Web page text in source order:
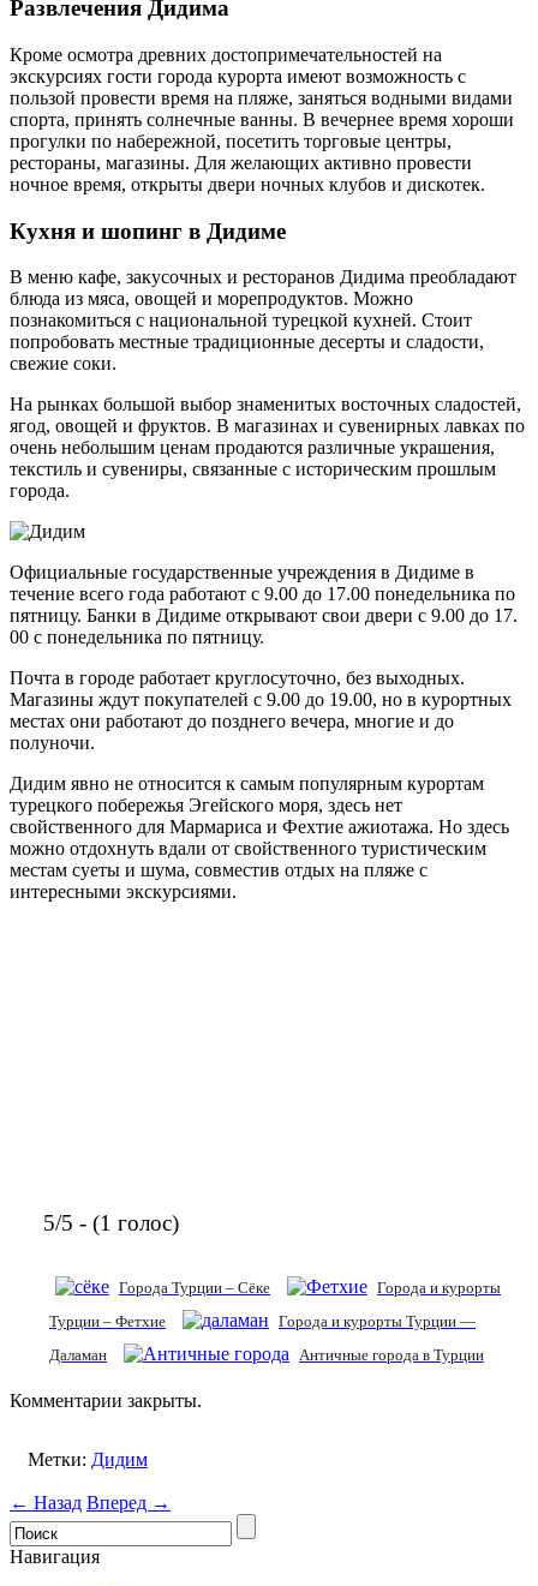
Развлечения Дидима
Кроме осмотра древних достопримечательностей на
экскурсиях гости города курорта имеют возможность с
пользой провести время на пляже, заняться водными видами
спорта, принять солнечные ванны. В вечернее время хороши
прогулки по набережной, посетить торговые центры,
рестораны, магазины. Для желающих активно провести
ночное время, открыты двери ночных клубов и дискотек.
Кухня и шопинг в Дидиме
В меню кафе, закусочных и ресторанов Дидима преобладают
блюда из мяса, овощей и морепродуктов. Можно
познакомиться с национальной турецкой кухней. Стоит
попробовать местные традиционные десерты и сладости,
свежие соки.
На рынках большой выбор знаменитых восточных сладостей,
ягод, овощей и фруктов. В магазинах и сувенирных лавках по
очень небольшим ценам продаются различные украшения,
текстиль и сувениры, связанные с историческим прошлым
города.
Официальные государственные учреждения в Дидиме в
течение всего года работают с 9.00 до 17.00 понедельника по
пятницу. Банки в Дидиме открывают свои двери с 9.00 до 17.
00 с понедельника по пятницу.
Почта в городе работает круглосуточно, без выходных.
Магазины ждут покупателей с 9.00 до 19.00, но в курортных
местах они работают до позднего вечера, многие и до
полуночи.
Дидим явно не относится к самым популярным курортам
турецкого побережья Эгейского моря, здесь нет
свойственного для Мармариса и Фехтие ажиотажа. Но здесь
можно отдохнуть вдали от свойственного туристическим
местам суеты и шума, совместив отдых на пляже с
интересными экскурсиями.
5/5 - (1 голос)
Города Турции – Сёке
Города и курорты
Турции – Фетхие
Города и курорты Турции —
Даламан
Античные города в Турции
Комментарии закрыты.
Метки: Дидим
← Назад Вперед →
Навигация